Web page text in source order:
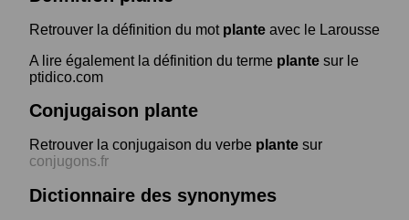
Retrouver la définition du mot plante avec le Larousse
A lire également la définition du terme plante sur le
ptidico.com
Conjugaison plante
Retrouver la conjugaison du verbe plante sur
conjugons.fr
Dictionnaire des synonymes